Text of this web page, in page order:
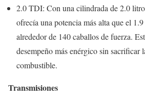
2.0 TDI: Con una cilindrada de 2.0
ofrecía una potencia más alta que el
alrededor de 140 caballos de fuerza.
desempeño más enérgico sin sacrificar
combustible.
Transmisiones